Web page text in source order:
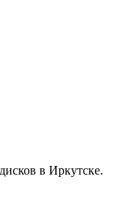
в Иркутске.